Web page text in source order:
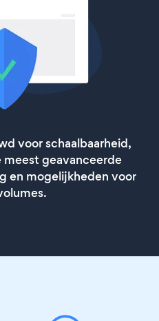
voor schaalbaarheid,
geavanceerde
en mogelijkheden voor